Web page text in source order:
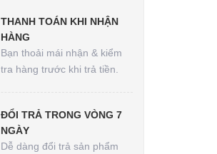
THANH TOÁN KHI NHẬN
HÀNG
Bạn thoải mái nhận & kiểm
tra hàng trước khi trả tiền.
ĐỔI TRẢ TRONG VÒNG 7
NGÀY
Dễ dàng đổi trả sản phẩm